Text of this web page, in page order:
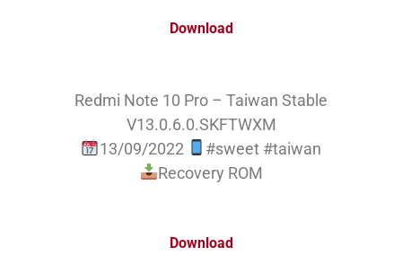
Download
Redmi Note 10 Pro – Taiwan Stable
V13.0.6.0.SKFTWXM
13/09/2022
#sweet #taiwan
Recovery ROM
Download